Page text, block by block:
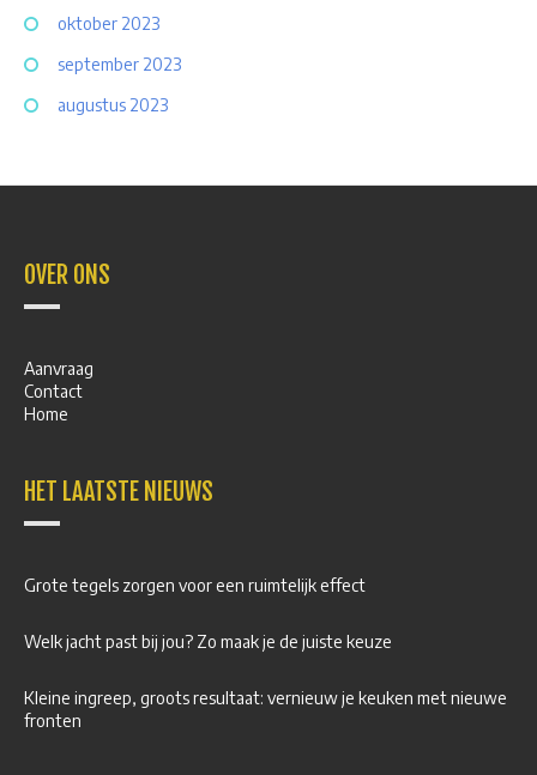
oktober 2023
september 2023
augustus 2023
OVER ONS
Aanvraag
Contact
Home
HET LAATSTE NIEUWS
Grote tegels zorgen voor een ruimtelijk effect
Welk jacht past bij jou? Zo maak je de juiste keuze
Kleine ingreep, groots resultaat: vernieuw je keuken met nieuwe
fronten